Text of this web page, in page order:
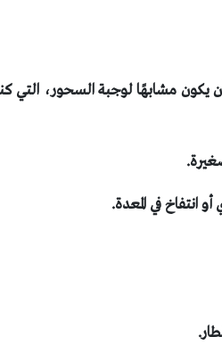
يكون مشابهًا لوجبة السحور، التي